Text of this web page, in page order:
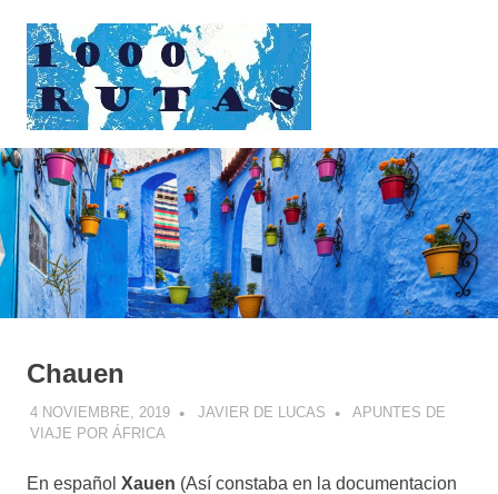
contenido
sobre
dos
ruedas
Chauen
4 NOVIEMBRE, 2019 JAVIER DE LUCAS
APUNTES DE
VIAJE POR ÁFRICA
En español Xauen (Así constaba en la documentacion